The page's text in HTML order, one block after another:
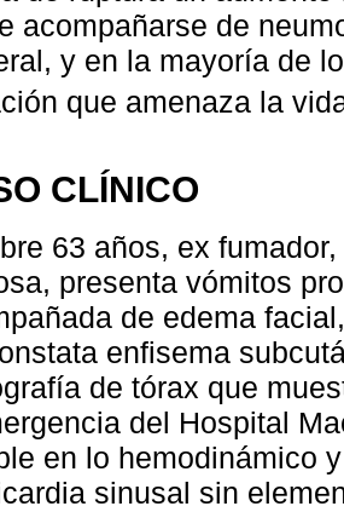
acompañarse de
y en la mayoría de
que amenaza la
CLÍNICO
63 años, ex
presenta vómitos
de edema
enfisema
de tórax que
del Hospital
en lo hemodinámico
sinusal sin